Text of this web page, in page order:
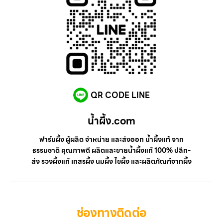
QR CODE LINE
น้ำผึ้ง.com
ฟาร์มผึ้ง ผู้ผลิต จำหน่าย และส่งออก น้ำผึ้งแท้ จาก
ธรรมชาติ คุณภาพดี ผลิตและขายน้ำผึ้งแท้ 100% ปลีก-
ส่ง รวงผึ้งแท้ เกสรผึ้ง นมผึ้ง ไขผึ้ง และผลิตภัณฑ์จากผึ้ง
ช่องทางติดต่อ